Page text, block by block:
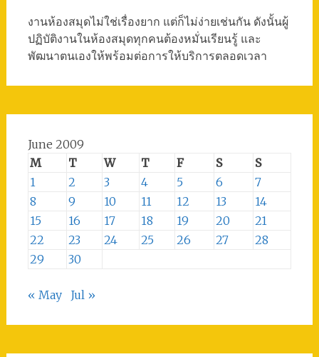
งานห้องสมุดไม่ใช่เรื่องยาก แต่ก็ไม่ง่ายเช่นกัน ดังนั้นผู้
ปฏิบัติงานในห้องสมุดทุกคนต้องหมั่นเรียนรู้ และ
พัฒนาตนเองให้พร้อมต่อการให้บริการตลอดเวลา
June 2009
M
T W T F S
S
1
2 3 4 5 6
7
8
9 10 11 12 13
14
15
16 17 18 19 20
21
22
23 24 25 26 27
28
29
30
« May Jul »